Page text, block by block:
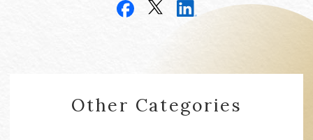
Other Categories